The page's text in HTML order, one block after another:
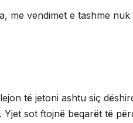
me vendimet e tashme
të jetoni ashtu siç
sot ftojnë beqarët të